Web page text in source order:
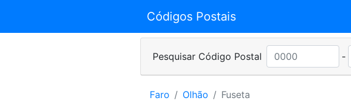
Códigos Postais
Pesquisar Código Postal -
Faro Olhão Fuseta